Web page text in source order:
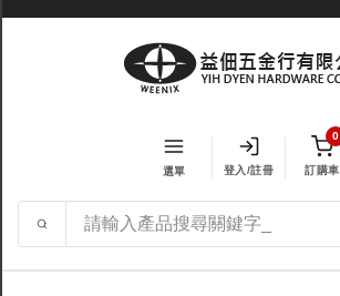
選單 登入/註冊
0
訂購車